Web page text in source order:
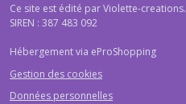
Ce site est édité par Violette-creations.
SIREN : 387 483 092
Hébergement via eProShopping
Gestion des cookies
Données personnelles